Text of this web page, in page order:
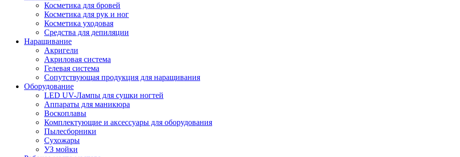
Косметика для бровей
Косметика для рук и ног
Косметика уходовая
Средства для депиляции
Наращивание
Акригели
Акриловая система
Гелевая система
Сопутствующая продукция для наращивания
Оборудование
LED UV-Лампы для сушки ногтей
Аппараты для маникюра
Воскоплавы
Комплектующие и аксессуары для оборудования
Пылесборники
Сухожары
УЗ мойки